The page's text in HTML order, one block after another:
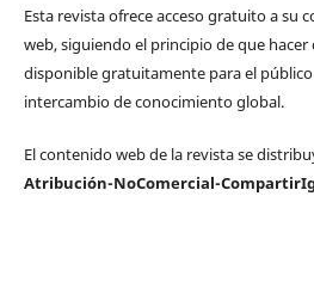
Esta revista ofrece acceso gratuito a su
web, siguiendo el principio de que
disponible gratuitamente para el
intercambio de conocimiento global.
El contenido web de la revista se
Atribución-NoComercial-